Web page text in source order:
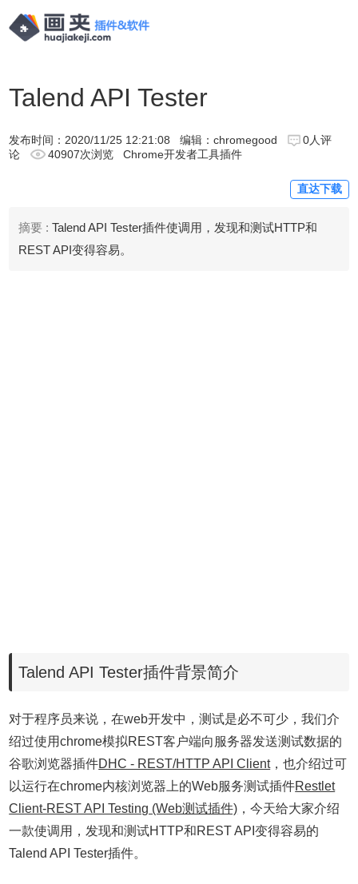
Talend API Tester
发布时间： 2020/11/25 12:21:08 编辑：chromegood
0人评
论
40907次浏览 Chrome开发者工具插件
直达下载
摘要 : Talend API Tester插件使调用，发现和测试HTTP和
REST API变得容易。
Talend API Tester插件背景简介
对于程序员来说，在web开发中，测试是必不可少，我们介
绍过使用chrome模拟REST客户端向服务器发送测试数据的
谷歌浏览器插件DHC - REST/HTTP API Client，也介绍过可
以运行在chrome内核浏览器上的Web服务测试插件Restlet
Client-REST API Testing (Web测试插件) ，今天给大家介绍
一款使调用，发现和测试HTTP和REST API变得容易的
Talend API Tester插件。